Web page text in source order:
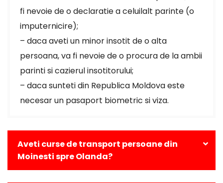
fi nevoie de o declaratie a celuilalt parinte (o
imputernicire);
– daca aveti un minor insotit de o alta
persoana, va fi nevoie de o procura de la ambii
parinti si cazierul insotitorului;
– daca sunteti din Republica Moldova este
necesar un pasaport biometric si viza.
Aveti curse de transport persoane din
Moinesti spre Olanda?